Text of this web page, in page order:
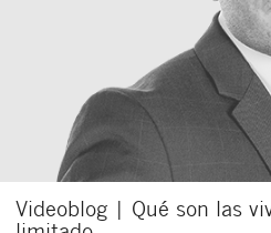
Videoblog | Qué son las